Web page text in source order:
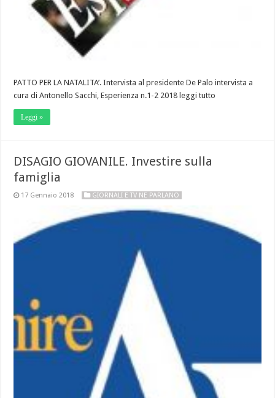
PATTO PER LA NATALITA’. Intervista al presidente De Palo intervista a
cura di Antonello Sacchi, Esperienza n.1-2 2018 leggi tutto
Leggi »
DISAGIO GIOVANILE. Investire sulla
famiglia
17 Gennaio 2018 GIORNALI E TV NE PARLANO